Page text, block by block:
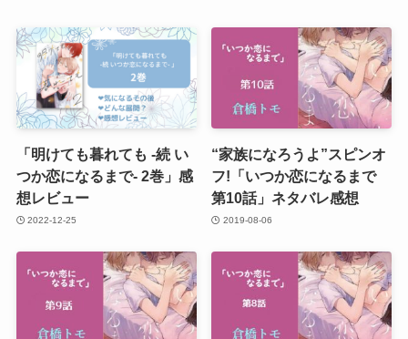
「明けても暮れても -続 い
つか恋になるまで- 2巻」感
想レビュー
2022-12-25
“家族になろうよ”スピンオ
フ!「いつか恋になるまで
第10話」ネタバレ感想
2019-08-06